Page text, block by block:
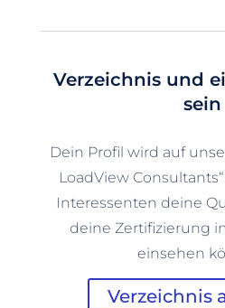
Verzeichnis und
sein
Dein Profil wird auf
LoadView
Interessenten deine
deine Zertifizierung
einsehen
Verzeichnis